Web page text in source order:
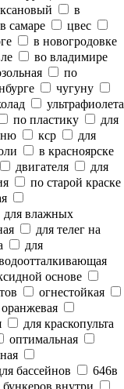
в
в самаре
цвес
в новогродовке
во владимире
по
чугуну
ультрафиолета
по пластику
для
кср
для
в красноярске
двигателя
для
по старой краске
для влажных
для телег на
для
основе
огнестойкая
оранжевая
для краскопульта
оптимальная
бассейнов
646в
внутри